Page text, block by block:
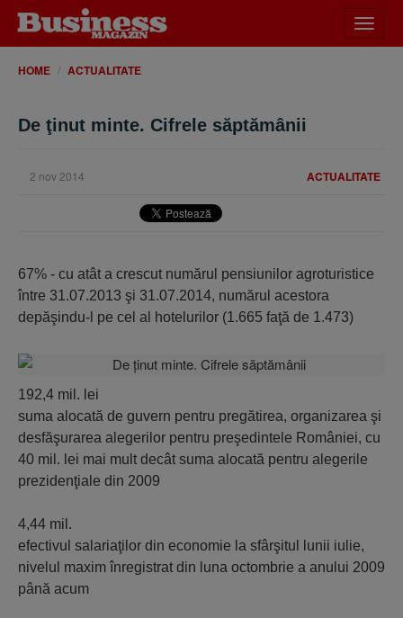
meniu
HOME ACTUALITATE
De ţinut minte. Cifrele săptămânii
ACTUALITATE
2 nov 2014
67% - cu atât a crescut numărul pensiunilor agroturistice
între 31.07.2013 şi 31.07.2014, numărul acestora
depăşindu-l pe cel al hotelurilor (1.665 faţă de 1.473)
192,4 mil. lei
suma alocată de guvern pentru pregătirea, organizarea şi
desfăşurarea alegerilor pentru preşedintele României, cu
40 mil. lei mai mult decât suma alocată pentru alegerile
prezidenţiale din 2009
4,44 mil.
efectivul salariaţilor din economie la sfârşitul lunii iulie,
nivelul maxim înregistrat din luna octombrie a anului 2009
până acum